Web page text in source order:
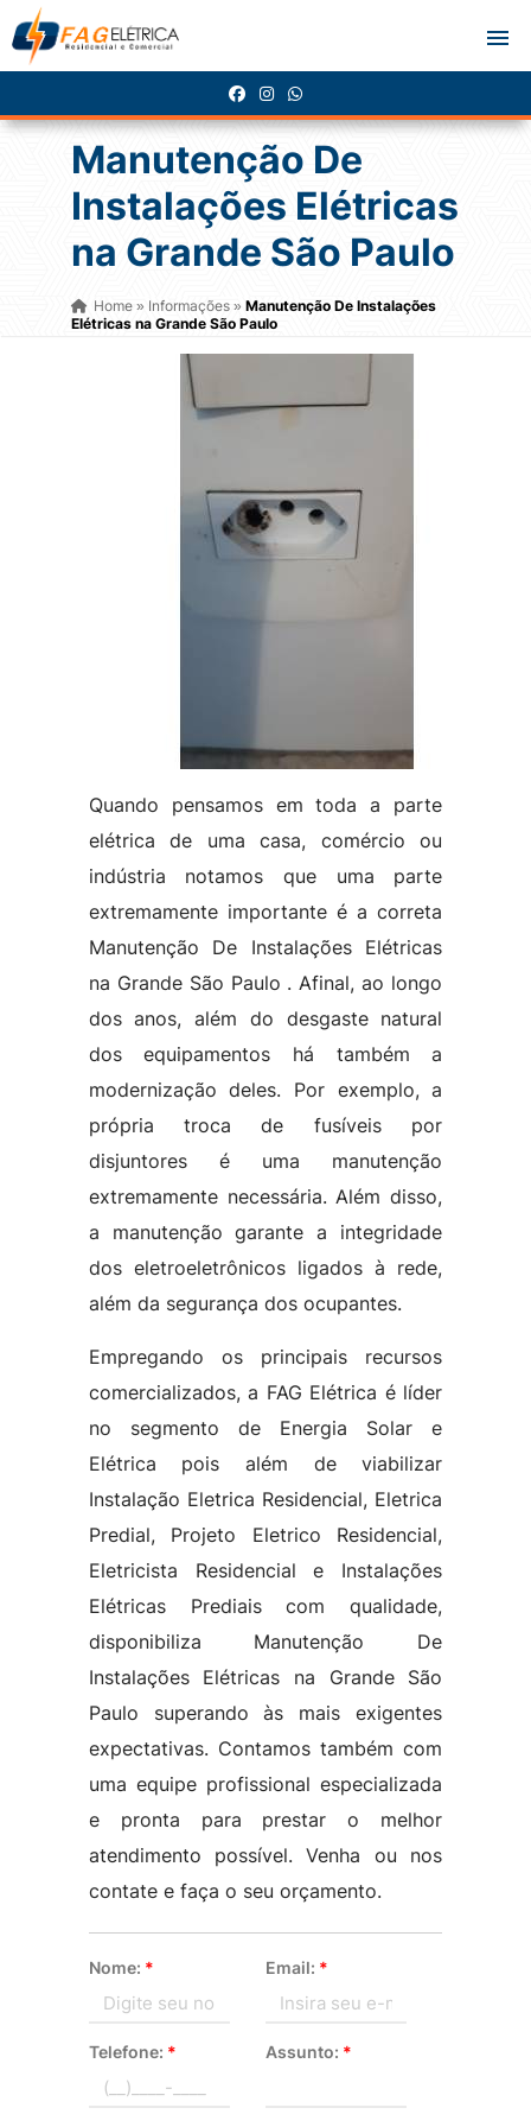
Manutenção De
Instalações Elétricas
na Grande São Paulo
Home» Informações » Manutenção De Instalações
Elétricas na Grande São Paulo
Quando pensamos em toda a parte
elétrica de uma casa, comércio ou
indústria notamos que uma parte
extremamente importante é a correta
Manutenção De Instalações Elétricas
na Grande São Paulo . Afinal, ao longo
dos anos, além do desgaste natural
dos equipamentos há também a
modernização deles. Por exemplo, a
própria troca de fusíveis por
disjuntores é uma manutenção
extremamente necessária. Além disso,
a manutenção garante a integridade
dos eletroeletrônicos ligados à rede,
além da segurança dos ocupantes.
Empregando os principais recursos
comercializados, a FAG Elétrica é líder
no segmento de Energia Solar e
Elétrica pois além de viabilizar
Instalação Eletrica Residencial, Eletrica
Predial, Projeto Eletrico Residencial,
Eletricista Residencial e Instalações
Elétricas Prediais com qualidade,
disponibiliza Manutenção De
Instalações Elétricas na Grande São
Paulo superando às mais exigentes
expectativas. Contamos também com
uma equipe profissional especializada
e pronta para prestar o melhor
atendimento possível. Venha ou nos
contate e faça o seu orçamento.
Nome: * Email: *
Telefone: * Assunto: *